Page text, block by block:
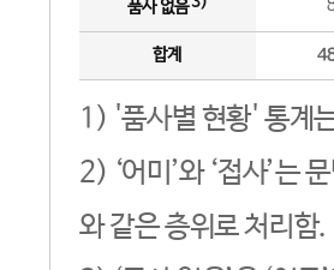
품사 없음
합계
1) '품사별 현황' 통계
2) ‘어미’와 ‘접사’는
와 같은 층위로 처리함.